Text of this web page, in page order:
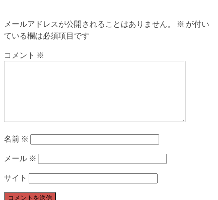
メールアドレスが公開されることはありません。 ※ が付い
ている欄は必須項目です
コメント ※
名前 ※
メール ※
サイト